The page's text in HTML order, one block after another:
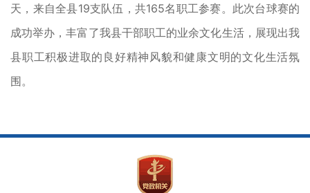
天，来自全县19支队伍，共165名职工参赛。此次台球赛的
成功举办，丰富了我县干部职工的业余文化生活，展现出我
县职工积极进取的良好精神风貌和健康文明的文化生活氛
围。